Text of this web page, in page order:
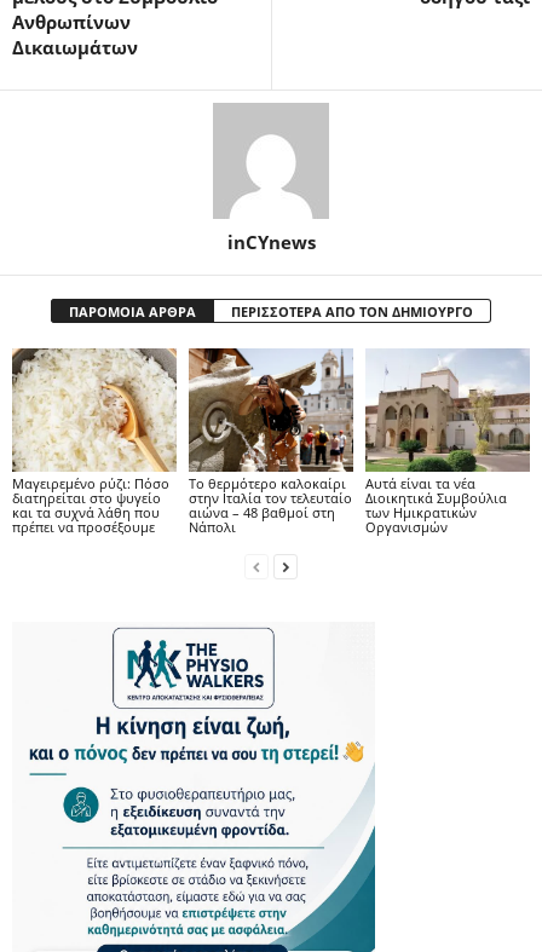
Ανθρωπίνων
Δικαιωμάτων
inCYnews
ΠΑΡΟΜΟΙΑ ΑΡΘΡΑ ΠΕΡΙΣΣΟΤΕΡΑ ΑΠΟ ΤΟΝ ΔΗΜΙΟΥΡΓΟ
Μαγειρεμένο ρύζι: Πόσο
διατηρείται στο ψυγείο
και τα συχνά λάθη που
πρέπει να προσέξουμε
Το θερμότερο καλοκαίρι
στην Ιταλία τον τελευταίο
αιώνα – 48 βαθμοί στη
Νάπολι
Αυτά είναι τα νέα
Διοικητικά Συμβούλια
των Ημικρατικών
Οργανισμών